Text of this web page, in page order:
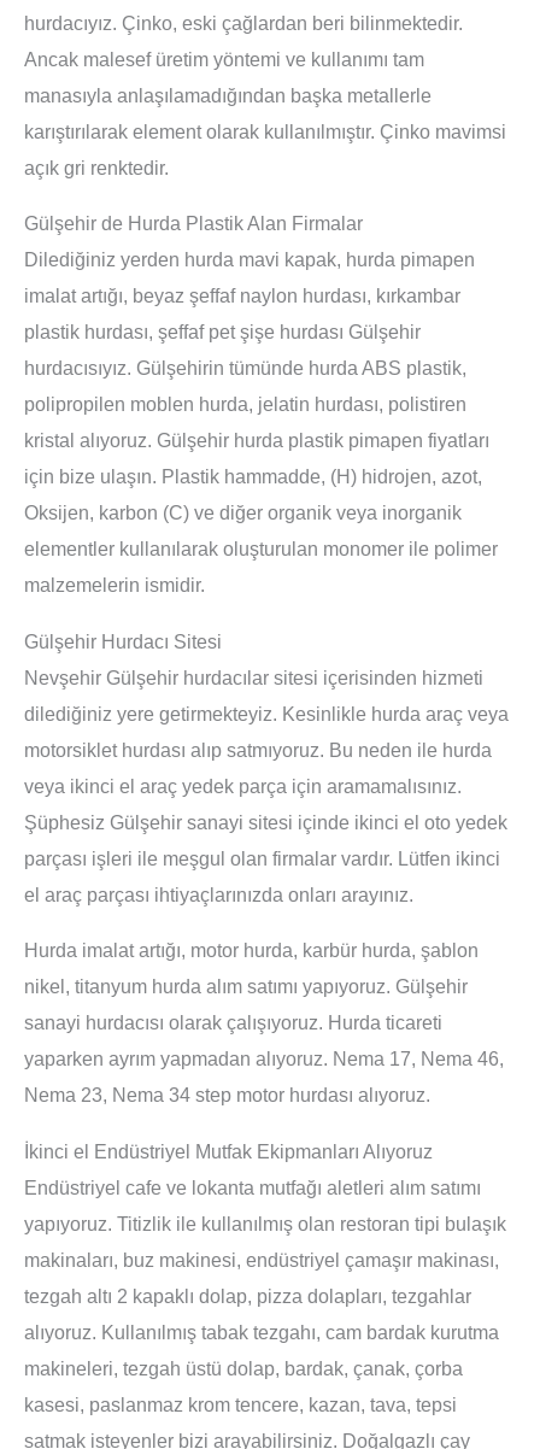
hurdacıyız. Çinko, eski çağlardan beri bilinmektedir.
Ancak malesef üretim yöntemi ve kullanımı tam
manasıyla anlaşılamadığından başka metallerle
karıştırılarak element olarak kullanılmıştır. Çinko mavimsi
açık gri renktedir.
Gülşehir de Hurda Plastik Alan Firmalar
Dilediğiniz yerden hurda mavi kapak, hurda pimapen
imalat artığı, beyaz şeffaf naylon hurdası, kırkambar
plastik hurdası, şeffaf pet şişe hurdası Gülşehir
hurdacısıyız. Gülşehirin tümünde hurda ABS plastik,
polipropilen moblen hurda, jelatin hurdası, polistiren
kristal alıyoruz. Gülşehir hurda plastik pimapen fiyatları
için bize ulaşın. Plastik hammadde, (H) hidrojen, azot,
Oksijen, karbon (C) ve diğer organik veya inorganik
elementler kullanılarak oluşturulan monomer ile polimer
malzemelerin ismidir.
Gülşehir Hurdacı Sitesi
Nevşehir Gülşehir hurdacılar sitesi içerisinden hizmeti
dilediğiniz yere getirmekteyiz. Kesinlikle hurda araç veya
motorsiklet hurdası alıp satmıyoruz. Bu neden ile hurda
veya ikinci el araç yedek parça için aramamalısınız.
Şüphesiz Gülşehir sanayi sitesi içinde ikinci el oto yedek
parçası işleri ile meşgul olan firmalar vardır. Lütfen ikinci
el araç parçası ihtiyaçlarınızda onları arayınız.
Hurda imalat artığı, motor hurda, karbür hurda, şablon
nikel, titanyum hurda alım satımı yapıyoruz. Gülşehir
sanayi hurdacısı olarak çalışıyoruz. Hurda ticareti
yaparken ayrım yapmadan alıyoruz. Nema 17, Nema 46,
Nema 23, Nema 34 step motor hurdası alıyoruz.
İkinci el Endüstriyel Mutfak Ekipmanları Alıyoruz
Endüstriyel cafe ve lokanta mutfağı aletleri alım satımı
yapıyoruz. Titizlik ile kullanılmış olan restoran tipi bulaşık
makinaları, buz makinesi, endüstriyel çamaşır makinası,
tezgah altı 2 kapaklı dolap, pizza dolapları, tezgahlar
alıyoruz. Kullanılmış tabak tezgahı, cam bardak kurutma
makineleri, tezgah üstü dolap, bardak, çanak, çorba
kasesi, paslanmaz krom tencere, kazan, tava, tepsi
satmak isteyenler bizi arayabilirsiniz. Doğalgazlı çay